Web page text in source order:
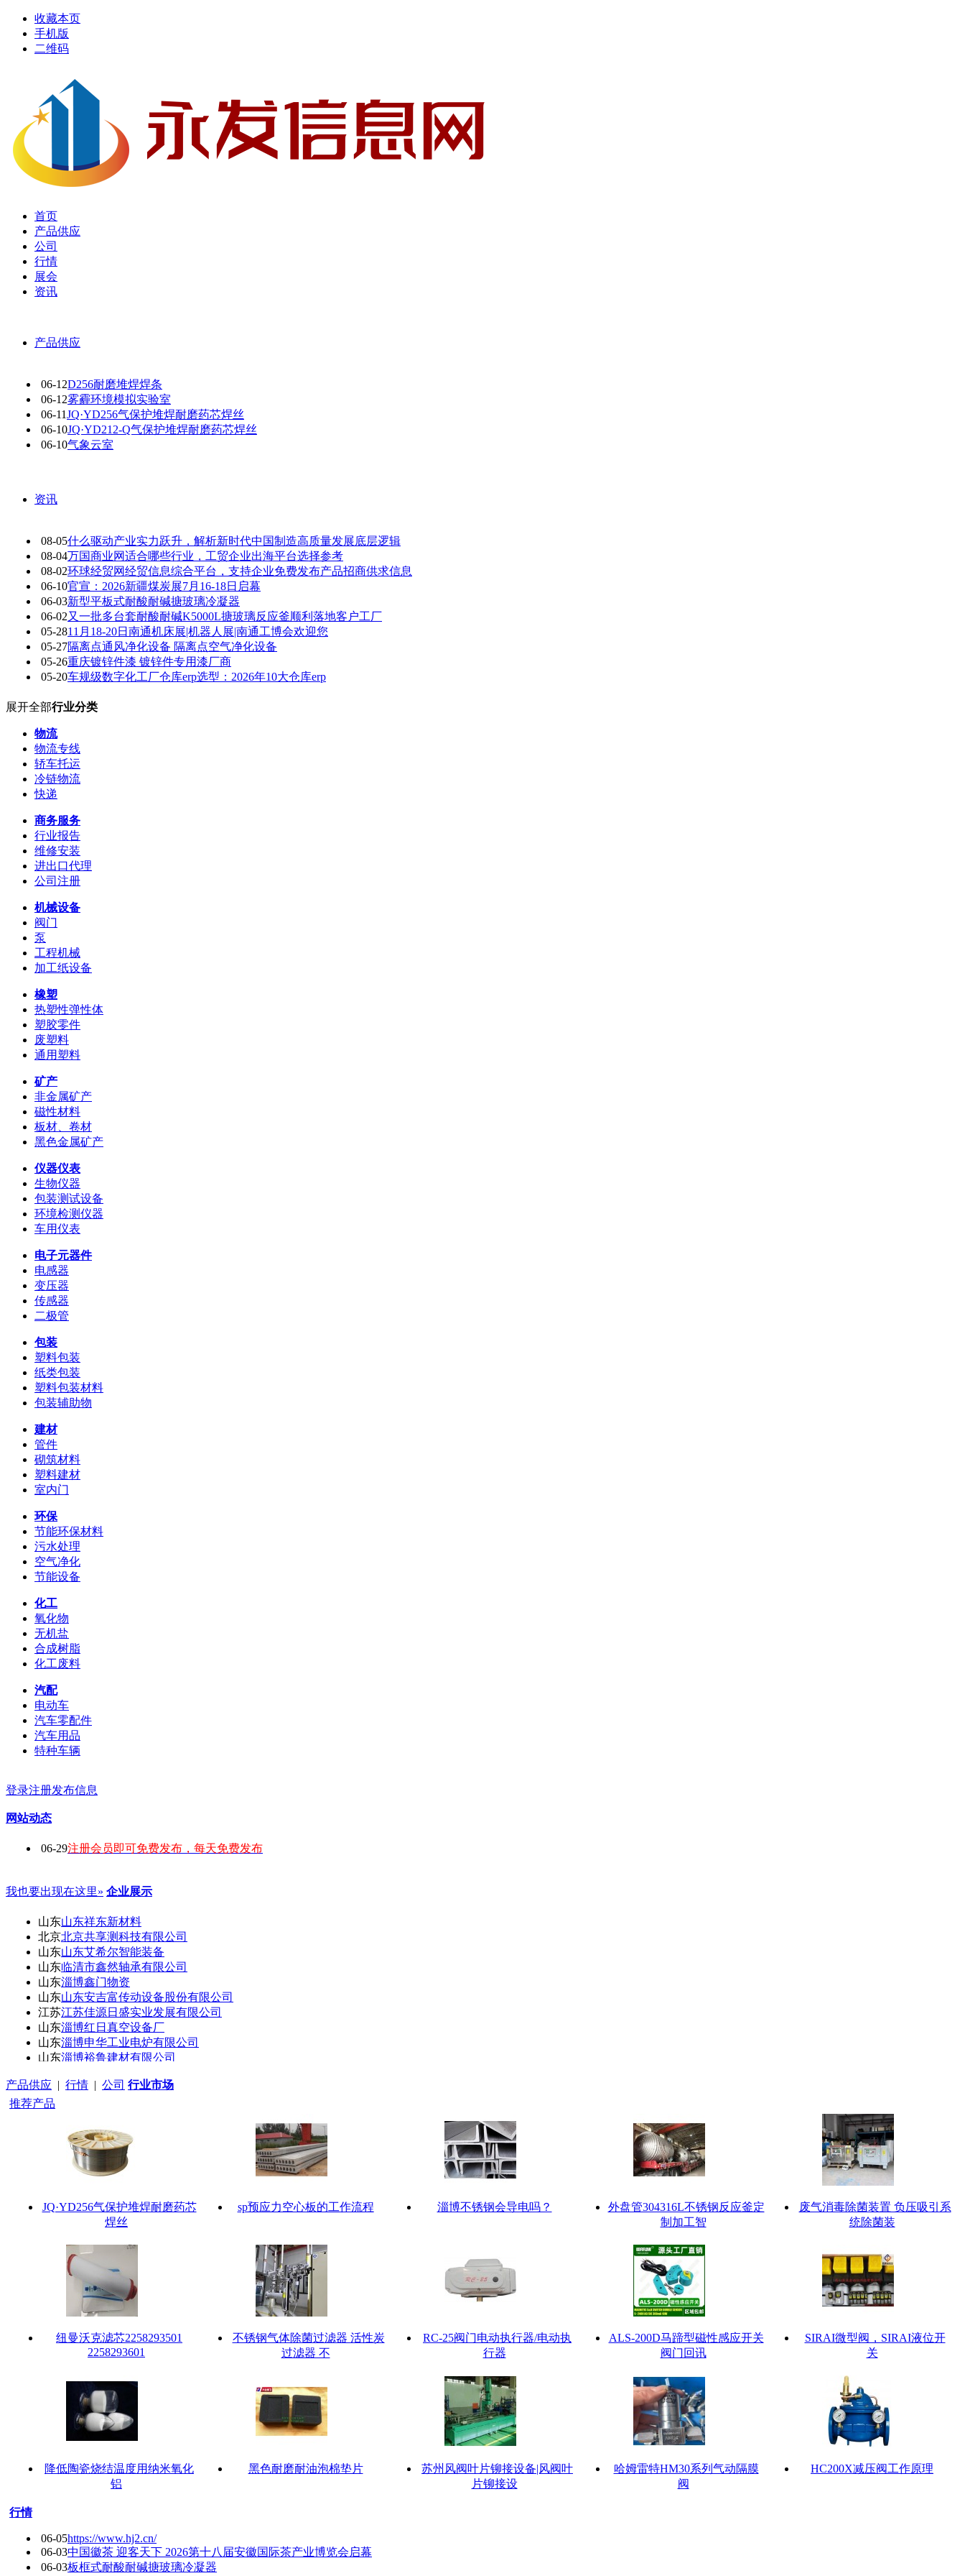
收藏本页
手机版
二维码
首页
产品供应
公司
行情
展会
资讯
产品供应
06-12D256耐磨堆焊焊条
06-12雾霾环境模拟实验室
06-11JQ·YD256气保护堆焊耐磨药芯焊丝
06-10JQ·YD212-Q气保护堆焊耐磨药芯焊丝
06-10气象云室
资讯
08-05什么驱动产业实力跃升，解析新时代中国制造高质量发展底层逻辑
08-04万国商业网适合哪些行业，工贸企业出海平台选择参考
08-02环球经贸网经贸信息综合平台，支持企业免费发布产品招商供求信息
06-10官宣：2026新疆煤炭展7月16-18日启幕
06-03新型平板式耐酸耐碱搪玻璃冷凝器
06-02又一批多台套耐酸耐碱K5000L搪玻璃反应釜顺利落地客户工厂
05-2811月18-20日南通机床展|机器人展|南通工博会欢迎您
05-27隔离点通风净化设备 隔离点空气净化设备
05-26重庆镀锌件漆 镀锌件专用漆厂商
05-20车规级数字化工厂仓库erp选型：2026年10大仓库erp
展开全部行业分类
物流
物流专线
轿车托运
冷链物流
快递
商务服务
行业报告
维修安装
进出口代理
公司注册
机械设备
阀门
泵
工程机械
加工纸设备
橡塑
热塑性弹性体
塑胶零件
废塑料
通用塑料
矿产
非金属矿产
磁性材料
板材、卷材
黑色金属矿产
仪器仪表
生物仪器
包装测试设备
环境检测仪器
车用仪表
电子元器件
电感器
变压器
传感器
二极管
包装
塑料包装
纸类包装
塑料包装材料
包装辅助物
建材
管件
砌筑材料
塑料建材
室内门
环保
节能环保材料
污水处理
空气净化
节能设备
化工
氧化物
无机盐
合成树脂
化工废料
汽配
电动车
汽车零配件
汽车用品
特种车辆
登录注册发布信息
网站动态
06-29注册会员即可免费发布，每天免费发布
我也要出现在这里» 企业展示
山东山东祥东新材料
北京北京共享测科技有限公司
山东山东艾希尔智能装备
山东临清市鑫然轴承有限公司
山东淄博鑫门物资
山东山东安吉富传动设备股份有限公司
江苏江苏佳源日盛实业发展有限公司
山东淄博红日真空设备厂
山东淄博申华工业电炉有限公司
山东淄博裕鲁建材有限公司
山东
方山县联创百货店
山东
淄博鑫科环保设备有限公司
辉科展览公司
重庆科冠涂料有限公司
山东赛斯特冷冻系统有限公司
北京红警之家科技有限公司
产品供应 | 行情 | 公司 行业市场
推荐产品
JQ·YD256气保护堆焊耐磨药芯
焊丝
sp预应力空心板的工作流程 淄博不锈钢会导电吗？
外盘管304316L不锈钢反应釜定
制加工智
废气消毒除菌装置 负压吸引系
统除菌装
纽曼沃克滤芯2258293501
2258293601
不锈钢气体除菌过滤器 活性炭
过滤器 不
RC-25阀门电动执行器/电动执
行器
ALS-200D马蹄型磁性感应开关
阀门回讯
SIRAI微型阀，SIRAI液位开
关
降低陶瓷烧结温度用纳米氧化
铝
黑色耐磨耐油泡棉垫片
苏州风阀叶片铆接设备|风阀叶
片铆接设
哈姆雷特HM30系列气动隔膜
阀
HC200X减压阀工作原理
行情
06-05https://www.hj2.cn/
06-03中国徽茶 迎客天下 2026第十八届安徽国际茶产业博览会启幕
06-03板框式耐酸耐碱搪玻璃冷凝器